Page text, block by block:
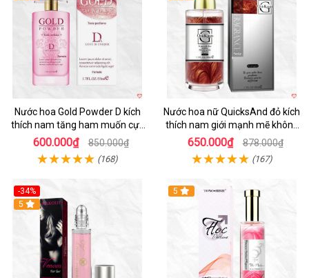
Nước hoa Gold Powder D kích
thích nam tăng ham muốn cực
mạnh
600.000₫ 850.000₫
(168)
Nước hoa nữ QuicksAnd đỏ kích
thích nam giới mạnh mẽ không
mùi
650.000₫ 878.000₫
(167)
-34%
5
5